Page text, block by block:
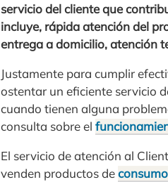
servicio del cliente que
incluye, rápida atención del
entrega a domicilio, atención
Justamente para cumplir
ostentar un eficiente servicio
cuando tienen alguna
consulta sobre el
El servicio de atención al
venden productos deconsumo